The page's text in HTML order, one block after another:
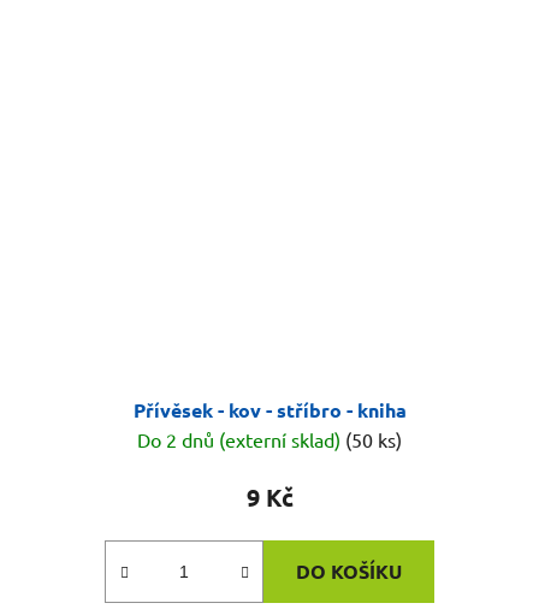
Přívěsek - kov - stříbro - kniha
Do 2 dnů (externí sklad) (50 ks)
9 Kč
DO KOŠÍKU